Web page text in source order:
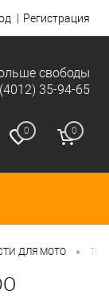
Регистрация
свободы
35-94-65
0 0
ДЛЯ МОТО •